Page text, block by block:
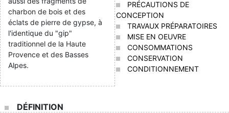
charbon de bois et des
éclats de pierre de gypse, à
l'identique du "gip"
traditionnel de la Haute
Provence et des Basses
Alpes.
PRÉCAUTIONS DE
CONCEPTION
TRAVAUX PRÉPARATOIRES
MISE EN OEUVRE
CONSOMMATIONS
CONSERVATION
CONDITIONNEMENT
DÉFINITION